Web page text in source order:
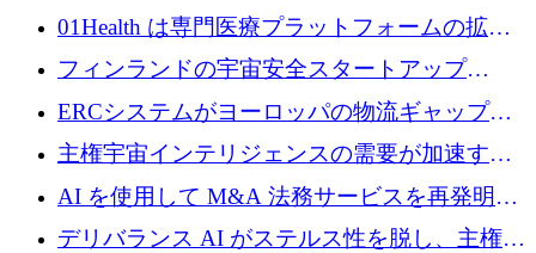
めに 210 万ユーロを調達
01Health は専門医療プラットフォームの拡大
に 1,500 万ドルを確保
フィンランドの宇宙安全スタートアップ
Aavuus が、スペースデブリ追跡に取り組むプ
レシード資金を獲得
ERCシステムがヨーロッパの物流ギャップを
埋めるために設計された重量物運搬用eVTOL
であるVictorを発表
主権宇宙インテリジェンスの需要が加速する
中、ICEYEは評価額100億ユーロ以上で4億
5,000万ユーロを調達
AI を使用して M&A 法務サービスを再発明す
るために 110 万ユーロを適切に確保
デリバランス AI がステルス性を脱し、主権の